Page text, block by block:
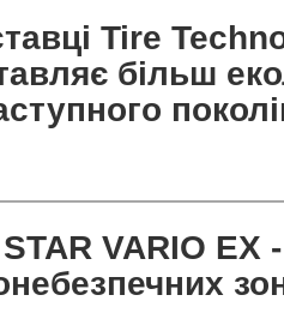
Tire
більш
VARIO EX